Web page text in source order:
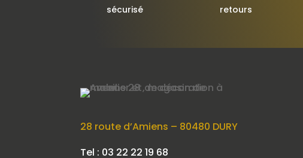
sécurisé
retours
28 route d’Amiens – 80480 DURY
Tel : 03 22 22 19 68